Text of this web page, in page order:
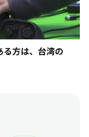
る方は、台湾の